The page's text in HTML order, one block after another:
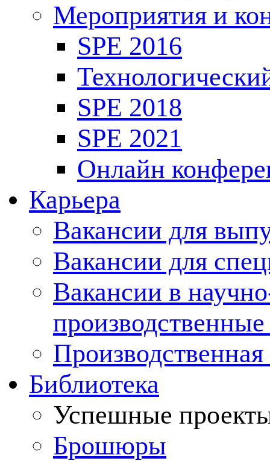
Мероприятия и
SPE 2016
SPE 2018
SPE 2021
Онлайн
Карьера
Вакансии для
Вакансии для
Вакансии в
Производственная
Библиотека
Успешные
Брошюры